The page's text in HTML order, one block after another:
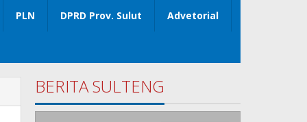
PLN DPRD Prov. Sulut Advetorial
BERITA SULTENG